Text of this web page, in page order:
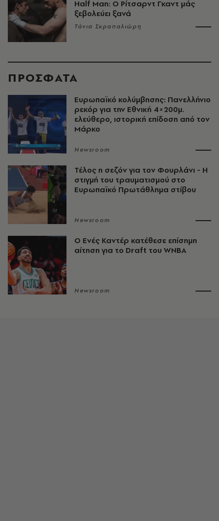
Half Man: Ο Ρίτσαρντ Γκαντ μάς
ξεβολεύει ξανά
Τάνια Σκραπαλιώρη
ΠΡΟΣΦΑΤΑ
Ευρωπαϊκό κολύμβησης: Πανελλήνιο
ρεκόρ για την Εθνική 4×200μ.
ελεύθερο, ιστορική επίδοση από τον
Μάρκο
Newsroom
Τέλος η σεζόν για τον Φουρλάνι - Η
στιγμή του τραυματισμού στο
Ευρωπαϊκό Πρωτάθλημα στίβου
Newsroom
Ο Ενές Καντέρ κατέθεσε επίσημη
αίτηση για το Draft του WNBA
Newsroom